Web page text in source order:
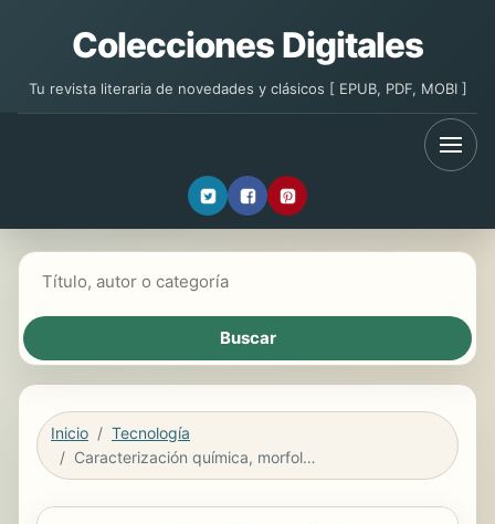
Colecciones Digitales
Tu revista literaria de novedades y clásicos [ EPUB, PDF, MOBI ]
Inicio
Tecnología
Caracterización química, morfológica y estructural de materiales